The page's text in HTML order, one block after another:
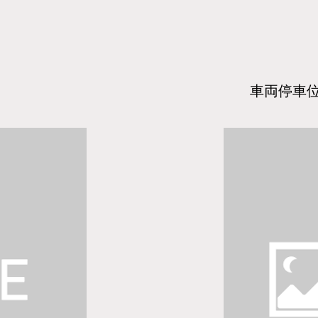
車両停車